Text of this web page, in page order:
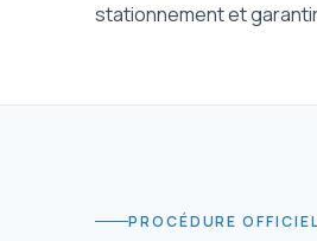
stationnement et
PROCÉDURE